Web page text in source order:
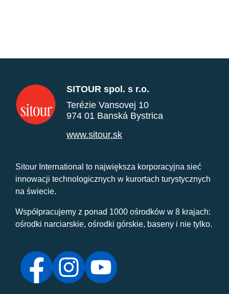
SITOUR spol. s r.o.
Terézie Vansovej 10
974 01 Banská Bystrica
www.sitour.sk
Sitour International to największa korporacyjna sieć
innowacji technologicznych w kurortach turystycznych
na świecie.
Współpracujemy z ponad 1000 ośrodków w 8 krajach:
ośrodki narciarskie, ośrodki górskie, baseny i nie tylko.